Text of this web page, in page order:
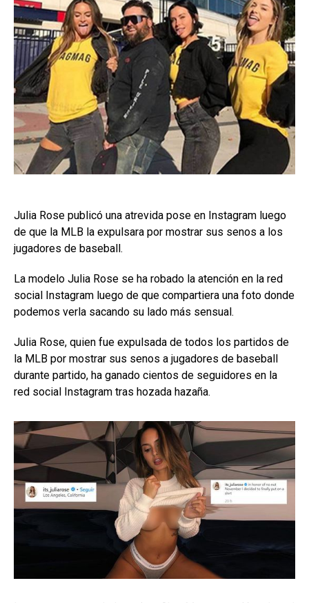
Julia Rose publicó una atrevida pose en Instagram luego
de que la MLB la expulsara por mostrar sus senos a los
jugadores de baseball.
La modelo Julia Rose se ha robado la atención en la red
social Instagram luego de que compartiera una foto donde
podemos verla sacando su lado más sensual.
Julia Rose, quien fue expulsada de todos los partidos de
la MLB por mostrar sus senos a jugadores de baseball
durante partido, ha ganado cientos de seguidores en la
red social Instagram tras hozada hazaña.